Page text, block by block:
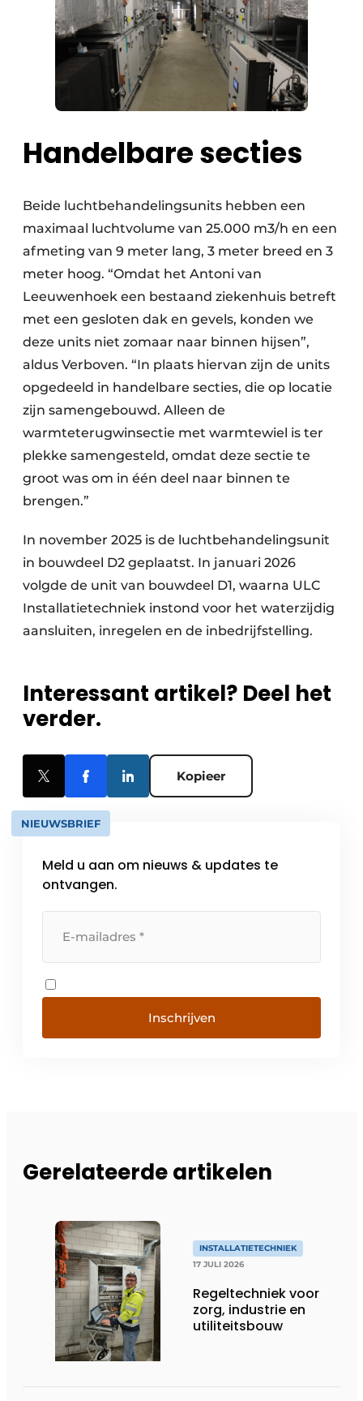
Handelbare secties
Beide luchtbehandelingsunits hebben een
maximaal luchtvolume van 25.000 m3/h en een
afmeting van 9 meter lang, 3 meter breed en 3
meter hoog. “Omdat het Antoni van
Leeuwenhoek een bestaand ziekenhuis betreft
met een gesloten dak en gevels, konden we
deze units niet zomaar naar binnen hijsen”,
aldus Verboven. “In plaats hiervan zijn de units
opgedeeld in handelbare secties, die op locatie
zijn samengebouwd. Alleen de
warmteterugwinsectie met warmtewiel is ter
plekke samengesteld, omdat deze sectie te
groot was om in één deel naar binnen te
brengen.”
In november 2025 is de luchtbehandelingsunit
in bouwdeel D2 geplaatst. In januari 2026
volgde de unit van bouwdeel D1, waarna ULC
Installatietechniek instond voor het waterzijdig
aansluiten, inregelen en de inbedrijfstelling.
Interessant artikel? Deel het
verder.
Kopieer
NIEUWSBRIEF
Meld u aan om nieuws & updates te
ontvangen.
Inschrijven
Gerelateerde artikelen
INSTALLATIETECHNIEK
17 JULI 2026
Regeltechniek voor
zorg, industrie en
utiliteitsbouw